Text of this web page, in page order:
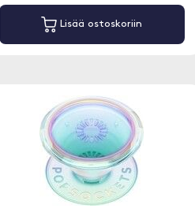
Lisää ostoskoriin